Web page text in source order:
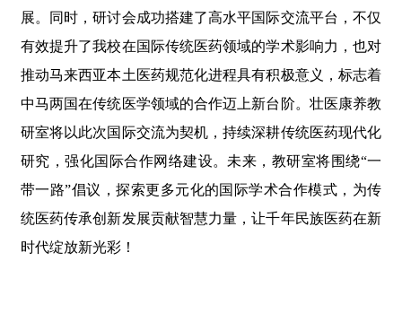
展。同时，研讨会成功搭建了高水平国际交流平台，不仅
有效提升了我校在国际传统医药领域的学术影响力，也对
推动马来西亚本土医药规范化进程具有积极意义，标志着
中马两国在传统医学领域的合作迈上新台阶。壮医康养教
研室将以此次国际交流为契机，持续深耕传统医药现代化
研究，强化国际合作网络建设。未来，教研室将围绕“一
带一路”倡议，探索更多元化的国际学术合作模式，为传
统医药传承创新发展贡献智慧力量，让千年民族医药在新
时代绽放新光彩！